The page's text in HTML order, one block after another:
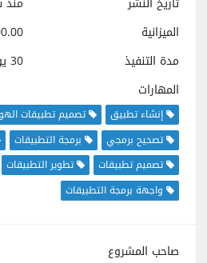
الميزانية
مدة التنفيذ
30 يوما
المهارات
إنشاء تطبيق
تصميم تطبيقات
تصحيح برمجي
برمجة التطبيقات
تصميم تطبيقات
تطوير التطبيقات
واجهة برمجة التطبيقات
صاحب المشروع